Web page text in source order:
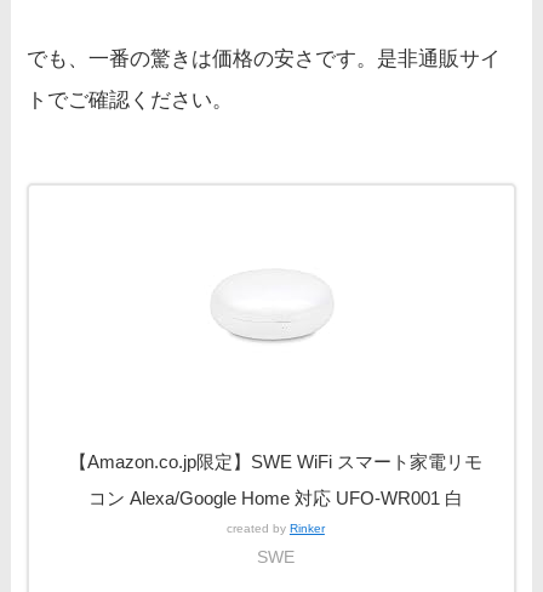
でも、一番の驚きは価格の安さです。是非通販サイ
トでご確認ください。
【Amazon.co.jp限定】SWE WiFi スマート家電リモ
コン Alexa/Google Home 対応 UFO-WR001 白
created by Rinker
SWE